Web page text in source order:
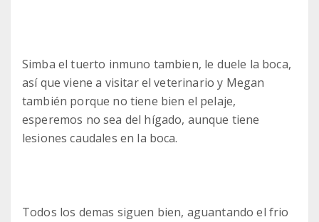
Simba el tuerto inmuno tambien, le duele la boca,
así que viene a visitar el veterinario y Megan
también porque no tiene bien el pelaje,
esperemos no sea del hígado, aunque tiene
lesiones caudales en la boca.
Todos los demas siguen bien, aguantando el frio